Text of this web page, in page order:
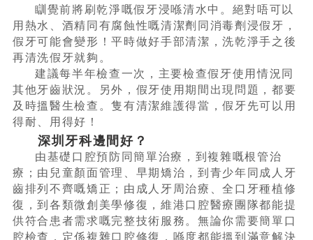
瞓覺前將刷乾淨嘅假牙浸喺清水中。絕對唔可以
用熱水、酒精同有腐蝕性嘅清潔劑同消毒劑浸假牙，
假牙可能會變形！平時做好手部清潔，洗乾淨手之後
再清洗假牙就夠。
建議每半年檢查一次，主要檢查假牙使用情況同
其他牙齒狀況。另外，假牙使用期間出現問題，都要
及時搵醫生檢查。隻有清潔維護得當，假牙先可以用
得耐、用得好！
深圳牙科邊間好？
由基礎口腔預防同簡單治療，到複雜嘅根管治
療；由兒童顏面管理、早期矯治，到青少年同成人牙
齒排列不齊嘅矯正；由成人牙周治療、全口牙種植修
復，到各類微創美學修復，維港口腔醫療團隊都能提
供符合患者需求嘅完整技術服務。無論你需要簡單口
腔檢查，定係複雜口腔修復，喺度都能搵到滿意解決